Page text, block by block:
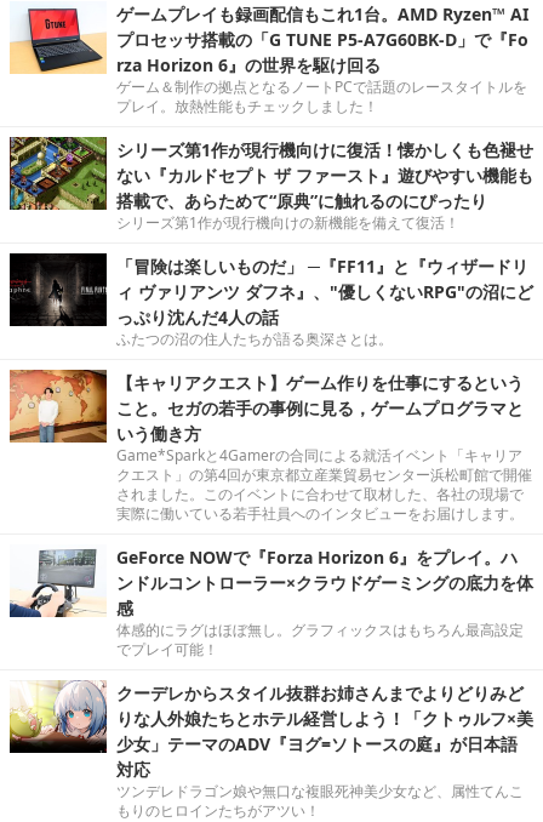
ゲームプレイも録画配信もこれ1台。AMD Ryzen™ AI
プロセッサ搭載の「G TUNE P5-A7G60BK-D」で『Fo
rza Horizon 6』の世界を駆け回る
ゲーム＆制作の拠点となるノートPCで話題のレースタイトルを
プレイ。放熱性能もチェックしました！
シリーズ第1作が現行機向けに復活！懐かしくも色褪せ
ない『カルドセプト ザ ファースト』遊びやすい機能も
搭載で、あらためて“原典”に触れるのにぴったり
シリーズ第1作が現行機向けの新機能を備えて復活！
「冒険は楽しいものだ」 ─『FF11』と『ウィザードリ
ィ ヴァリアンツ ダフネ』、"優しくないRPG"の沼にど
っぷり沈んだ4人の話
ふたつの沼の住人たちが語る奥深さとは。
【キャリアクエスト】ゲーム作りを仕事にするという
こと。セガの若手の事例に見る，ゲームプログラマと
いう働き方
Game*Sparkと4Gamerの合同による就活イベント「キャリア
クエスト」の第4回が東京都立産業貿易センター浜松町館で開催
されました。このイベントに合わせて取材した、各社の現場で
実際に働いている若手社員へのインタビューをお届けします。
GeForce NOWで『Forza Horizon 6』をプレイ。ハ
ンドルコントローラー×クラウドゲーミングの底力を体
感
体感的にラグはほぼ無し。グラフィックスはもちろん最高設定
でプレイ可能！
クーデレからスタイル抜群お姉さんまでよりどりみど
りな人外娘たちとホテル経営しよう！「クトゥルフ×美
少女」テーマのADV『ヨグ=ソトースの庭』が日本語
対応
ツンデレドラゴン娘や無口な複眼死神美少女など、属性てんこ
もりのヒロインたちがアツい！